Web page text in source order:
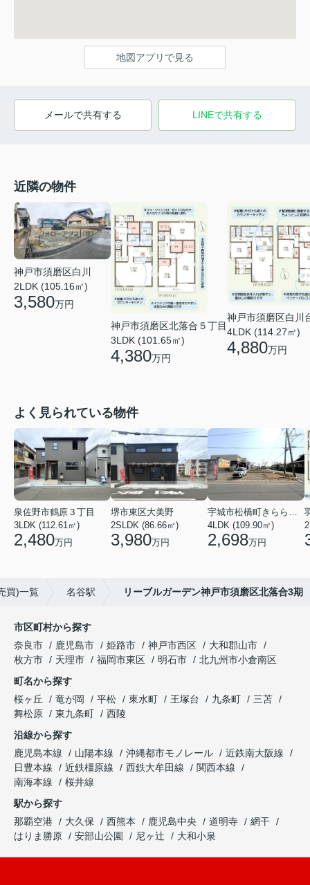
地図アプリで見る
メールで共有する LINEで共有する
近隣の物件
神戸市須磨区白川
2LDK (105.16㎡)
3,580万円
神戸市須磨区北落合５丁目
3LDK (101.65㎡)
4,380万円
神戸市須磨区白川
4LDK (114.27㎡)
4,880万円
よく見られている物件
泉佐野市鶴原３丁目
3LDK (112.61㎡)
2,480万円
堺市東区大美野
2SLDK (86.66㎡)
3,980万円
4LDK (109.90㎡)
2,698万円
買)一覧 名谷駅 リーブルガーデン神戸市須磨区北落合3期
市区町村から探す
奈良市
鹿児島市 姫路市 神戸市西区
大和郡山市
枚方市
天理市 福岡市東区 明石市
北九州市小倉南区
町名から探す
桜ヶ丘
竜が岡 平松 東水町 王塚台 九条町
三苫
舞松原
東九条町
西陵
沿線から探す
鹿児島本線
山陽本線 沖縄都市モノレール
近鉄南大阪線
日豊本線
近鉄橿原線 西鉄大牟田線
関西本線
南海本線
桜井線
駅から探す
那覇空港
大久保 西熊本 鹿児島中央 道明寺
網干
はりま勝原
安部山公園 尼ヶ辻 大和小泉